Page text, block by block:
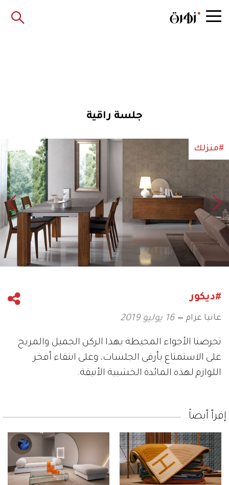
جلسة راقية
#منزلك
#ديكور
غانيا عزام 16 يوليو 2019
تحرضنا الأجواء المحيطة بهذا الركن الجميل والمريح
على الاستمتاع بأرقى الجلسات، وعلى انتقاء أفخر
اللوازم لهذه المائدة الخشبية الأنيقة.
إقرأ أيضاً